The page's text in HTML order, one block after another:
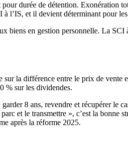
durée de détention. Exonération
l’IS, et il devient déterminant pour
biens en gestion personnelle. La SCI
la différence entre le prix de vente
% sur les dividendes.
8 ans, revendre et récupérer le
et le transmettre », c’est la bonne
après la réforme 2025.